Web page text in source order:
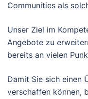
Communities als
Unser Ziel im
Angebote zu
bereits an vielen
Damit Sie sich einen
verschaffen können,